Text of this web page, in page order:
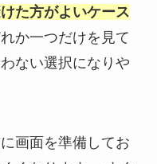
た方がよいケース
か一つだけを見て
ない選択になりや
画面を準備してお